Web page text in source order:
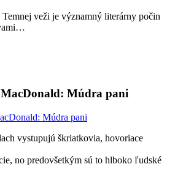
Temnej veži je významný literárny počin
MacDonald: Múdra pani
vystupujú škriatkovia, hovoriace
no predovšetkým sú to hlboko ľudské